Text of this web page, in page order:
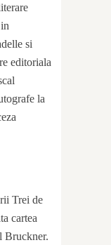
si
editoriala
la
Trei de
cartea
Bruckner.